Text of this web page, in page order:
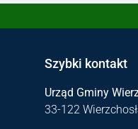
Szybki kontakt
Urząd Gminy
33-122